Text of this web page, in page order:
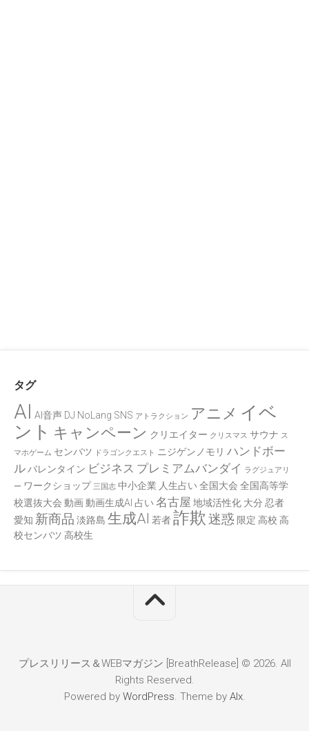
タグ
AI AI音声 DJ NoLang SNS アトラクション アニメ イベ
ント キャンペーン クリエイター クリスマス サウナ ス
マホゲーム センバツ ドラゴンクエスト ニジゲンノモリ ハンドボー
ルバレンタイン ビジネス プレミアムバンダイ ラグジュアリ
ー ワークショップ 三国志 中小企業 人生占い 全国大会 全国高等学
校選抜大会 動画動画生成AI 占い 名古屋 地域活性化 大分 忍者
愛知 新商品 淡路島 生成AI 若者詐欺 迷惑 限定 高校 高
校センバツ 高校生
プレスリリース＆WEBマガジン [BreathRelease] © 2026. All
Rights Reserved.
Powered by WordPress. Theme by Alx.